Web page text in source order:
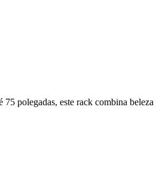
polegadas, este rack combina